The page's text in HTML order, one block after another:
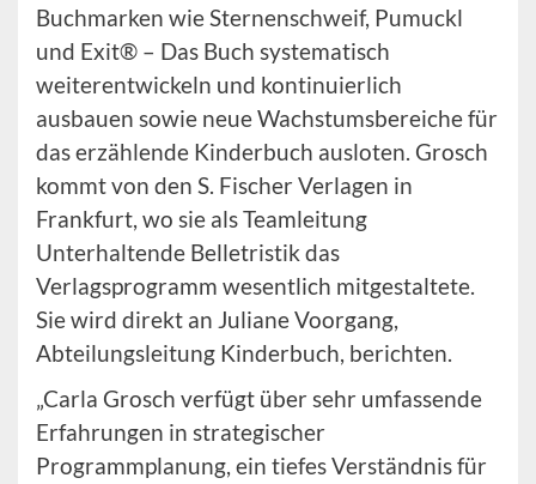
Buchmarken wie Sternenschweif, Pumuckl
und Exit® – Das Buch systematisch
weiterentwickeln und kontinuierlich
ausbauen sowie neue Wachstumsbereiche für
das erzählende Kinderbuch ausloten. Grosch
kommt von den S. Fischer Verlagen in
Frankfurt, wo sie als Teamleitung
Unterhaltende Belletristik das
Verlagsprogramm wesentlich mitgestaltete.
Sie wird direkt an Juliane Voorgang,
Abteilungsleitung Kinderbuch, berichten.
„Carla Grosch verfügt über sehr umfassende
Erfahrungen in strategischer
Programmplanung, ein tiefes Verständnis für